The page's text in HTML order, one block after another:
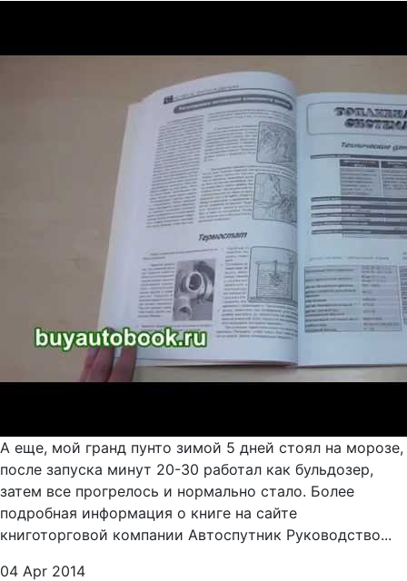
А еще, мой гранд пунто зимой 5 дней стоял на морозе,
после запуска минут 20-30 работал как бульдозер,
затем все прогрелось и нормально стало. Более
подробная информация о книге на сайте
книготорговой компании Автоспутник Руководство...
04 Apr 2014